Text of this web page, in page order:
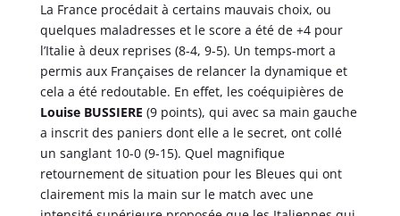
La France procédait à certains mauvais choix, ou
quelques maladresses et le score a été de +4 pour
l’Italie à deux reprises (8-4, 9-5). Un temps-mort a
permis aux Françaises de relancer la dynamique et
cela a été redoutable. En effet, les coéquipières de
Louise BUSSIERE (9 points), qui avec sa main gauche
a inscrit des paniers dont elle a le secret, ont collé
un sanglant 10-0 (9-15). Quel magnifique
retournement de situation pour les Bleues qui ont
clairement mis la main sur le match avec une